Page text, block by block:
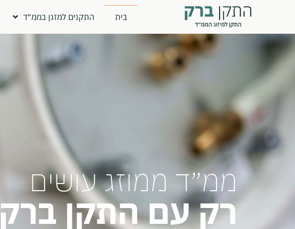
בית התקנים למזגן בממ״ד
ממ״ד ממוזג עושים
רק עם התקן ברק